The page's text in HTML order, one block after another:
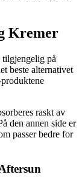
Kremer
tilgjengelig på
beste alternativet
raskt av
den annen side er
passer bedre for